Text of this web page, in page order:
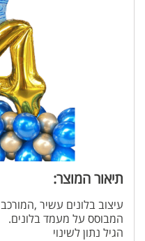
תיאור המוצר:
עיצוב בלונים עשיר
המבוסס על מעמד בלונים.
הגיל נתון לשינוי